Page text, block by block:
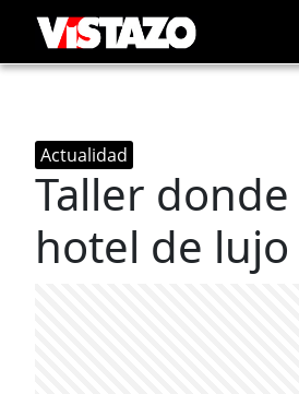
Actualidad
Taller
hotel de lujo